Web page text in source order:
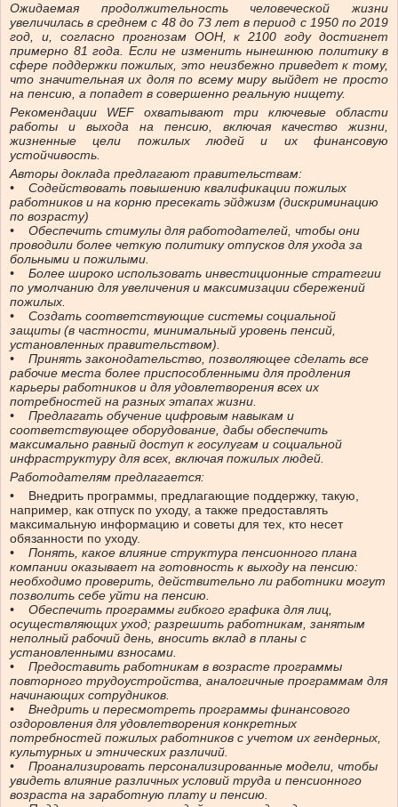
Ожидаемая продолжительность человеческой жизни
увеличилась в среднем с 48 до 73 лет в период с 1950 по 2019
год, и, согласно прогнозам ООН, к 2100 году достигнет
примерно 81 года. Если не изменить нынешнюю политику в
сфере поддержки пожилых, это неизбежно приведет к тому,
что значительная их доля по всему миру выйдет не просто
на пенсию, а попадет в совершенно реальную нищету.
Рекомендации WEF охватывают три ключевые области
работы и выхода на пенсию, включая качество жизни,
жизненные цели пожилых людей и их финансовую
устойчивость.
Авторы доклада предлагают правительствам:
• Содействовать повышению квалификации пожилых
работников и на корню пресекать эйджизм (дискриминацию
по возрасту)
• Обеспечить стимулы для работодателей, чтобы они
проводили более четкую политику отпусков для ухода за
больными и пожилыми.
• Более широко использовать инвестиционные стратегии
по умолчанию для увеличения и максимизации сбережений
пожилых.
• Создать соответствующие системы социальной
защиты (в частности, минимальный уровень пенсий,
установленных правительством).
• Принять законодательство, позволяющее сделать все
рабочие места более приспособленными для продления
карьеры работников и для удовлетворения всех их
потребностей на разных этапах жизни.
• Предлагать обучение цифровым навыкам и
соответствующее оборудование, дабы обеспечить
максимально равный доступ к госулугам и социальной
инфраструктуру для всех, включая пожилых людей.
Работодателям предлагается:
• Внедрить программы, предлагающие поддержку, такую,
например, как отпуск по уходу, а также предоставлять
максимальную информацию и советы для тех, кто несет
обязанности по уходу.
• Понять, какое влияние структура пенсионного плана
компании оказывает на готовность к выходу на пенсию:
необходимо проверить, действительно ли работники могут
позволить себе уйти на пенсию.
• Обеспечить программы гибкого графика для лиц,
осуществляющих уход; разрешить работникам, занятым
неполный рабочий день, вносить вклад в планы с
установленными взносами.
• Предоставить работникам в возрасте программы
повторного трудоустройства, аналогичные программам для
начинающих сотрудников.
• Внедрить и пересмотреть программы финансового
оздоровления для удовлетворения конкретных
потребностей пожилых работников с учетом их гендерных,
культурных и этнических различий.
• Проанализировать персонализированные модели, чтобы
увидеть влияние различных условий труда и пенсионного
возраста на заработную плату и пенсию.